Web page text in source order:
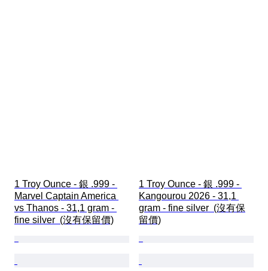
1 Troy Ounce - 銀 .999 -
Marvel Captain America
vs Thanos - 31,1 gram -
fine silver  (沒有保留價)
1 Troy Ounce - 銀 .999 -
Kangourou 2026 - 31,1
gram - fine silver  (沒有保
留價)